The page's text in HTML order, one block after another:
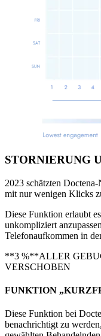
STORNIERUNG
2023 schätzten
mit nur wenigen Klicks
Diese Funktion erlaubt
unkompliziert
Telefonaufkommen in
**3 %**ALLER
VERSCHOBEN
FUNKTION
Diese Funktion bei
benachrichtigt zu